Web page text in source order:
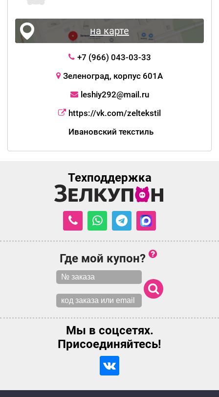
на карте
+7 (966) 043-03-33
Зеленоград, корпус 601А
leshiy292@mail.ru
https://vk.com/zeltekstil
Ивановский текстиль
Техподдержка
Где мой купон?
Мы в соцсетях.
Присоединяйтесь!